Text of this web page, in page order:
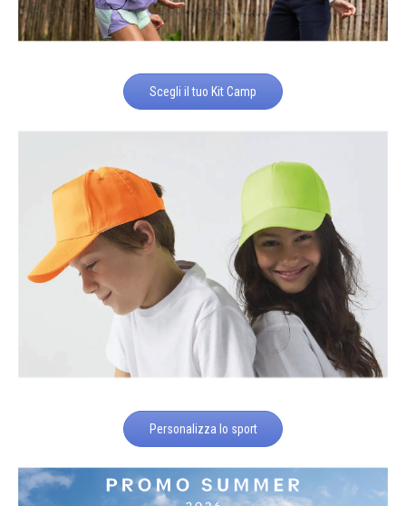
Scegli il tuo Kit Camp
Personalizza lo sport